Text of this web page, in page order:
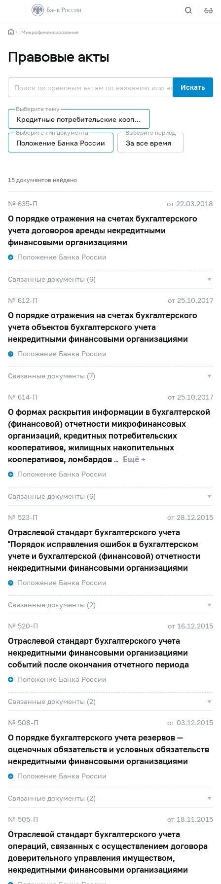
Микрофинансирование
Правовые акты
Искать
Выберите тему
Кредитные потребительские кооперативы
Выберите тип документа
Положение Банка России
Выберите период
За все время
15 документов найдено
№ 635-П от 22.03.2018
О порядке отражения на счетах бухгалтерского
учета договоров аренды некредитными
финансовыми организациями
Положение Банка России
Связанные документы (6)
№ 612-П от 25.10.2017
О порядке отражения на счетах бухгалтерского
учета объектов бухгалтерского учета
некредитными финансовыми организациями
Положение Банка России
Связанные документы (7)
№ 614-П от 25.10.2017
О формах раскрытия информации в бухгалтерской
(финансовой) отчетности микрофинансовых
организаций, кредитных потребительских
кооперативов, жилищных накопительных
кооперативов, ломбардов
Ещё +
Положение Банка России
Связанные документы (6)
№ 523-П от 28.12.2015
Отраслевой стандарт бухгалтерского учета
"Порядок исправления ошибок в бухгалтерском
учете и бухгалтерской (финансовой) отчетности
некредитными финансовыми организациями
Положение Банка России
Связанные документы (2)
№ 520-П от 16.12.2015
Отраслевой стандарт бухгалтерского учета
некредитными финансовыми организациями
событий после окончания отчетного периода
Положение Банка России
Связанные документы (2)
№ 508-П от 03.12.2015
О порядке бухгалтерского учета резервов —
оценочных обязательств и условных обязательств
некредитными финансовыми организациями
Положение Банка России
Связанные документы (2)
№ 505-П от 18.11.2015
Отраслевой стандарт бухгалтерского учета
операций, связанных с осуществлением договора
доверительного управления имуществом,
некредитными финансовыми организациями